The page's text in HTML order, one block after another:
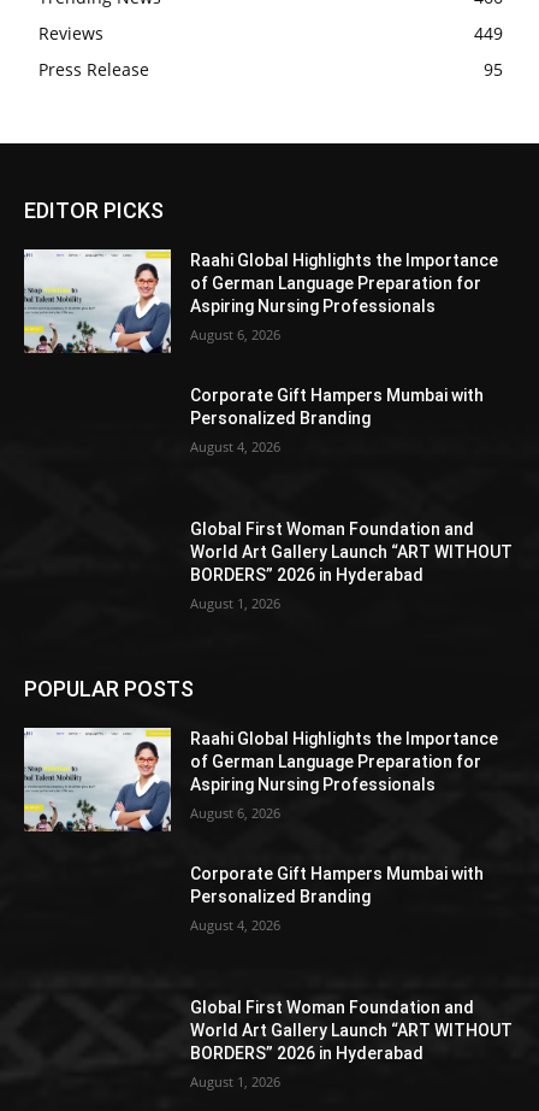
Reviews
449
Press Release
95
EDITOR PICKS
Raahi Global Highlights the Importance
of German Language Preparation for
Aspiring Nursing Professionals
August 6, 2026
Corporate Gift Hampers Mumbai with
Personalized Branding
August 4, 2026
Global First Woman Foundation and
World Art Gallery Launch “ART WITHOUT
BORDERS” 2026 in Hyderabad
August 1, 2026
POPULAR POSTS
Raahi Global Highlights the Importance
of German Language Preparation for
Aspiring Nursing Professionals
August 6, 2026
Corporate Gift Hampers Mumbai with
Personalized Branding
August 4, 2026
Global First Woman Foundation and
World Art Gallery Launch “ART WITHOUT
BORDERS” 2026 in Hyderabad
August 1, 2026